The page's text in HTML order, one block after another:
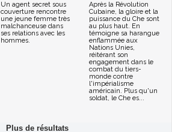
Un agent secret sous
couverture rencontre
une jeune femme très
malchanceuse dans
ses relations avec les
hommes.
Après la Révolution
Cubaine, la gloire et la
puissance du Che sont
au plus haut. En
témoigne sa harangue
enflammée aux
Nations Unies,
réitérant son
engagement dans le
combat du tiers-
monde contre
l'impérialisme
américain. Plus qu'un
soldat, le Che es...